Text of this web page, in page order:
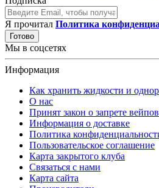
Я прочитал Политика
Готово
Мы в соцсетях
Информация
Как хранить жидкости и
О нас
Принят закон о запрете
Информация о доставке
Политика
Пользовательское соглашение
Карта закрытого клуба
Связаться с нами
Карта сайта